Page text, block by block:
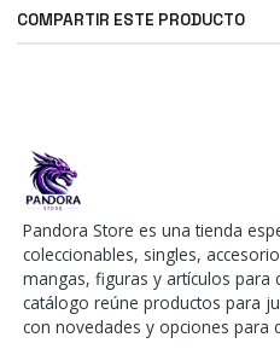
COMPARTIR ESTE PRODUCTO
Pandora Store es una tienda
coleccionables, singles,
mangas, figuras y artículos para
catálogo reúne productos para
con novedades y opciones para